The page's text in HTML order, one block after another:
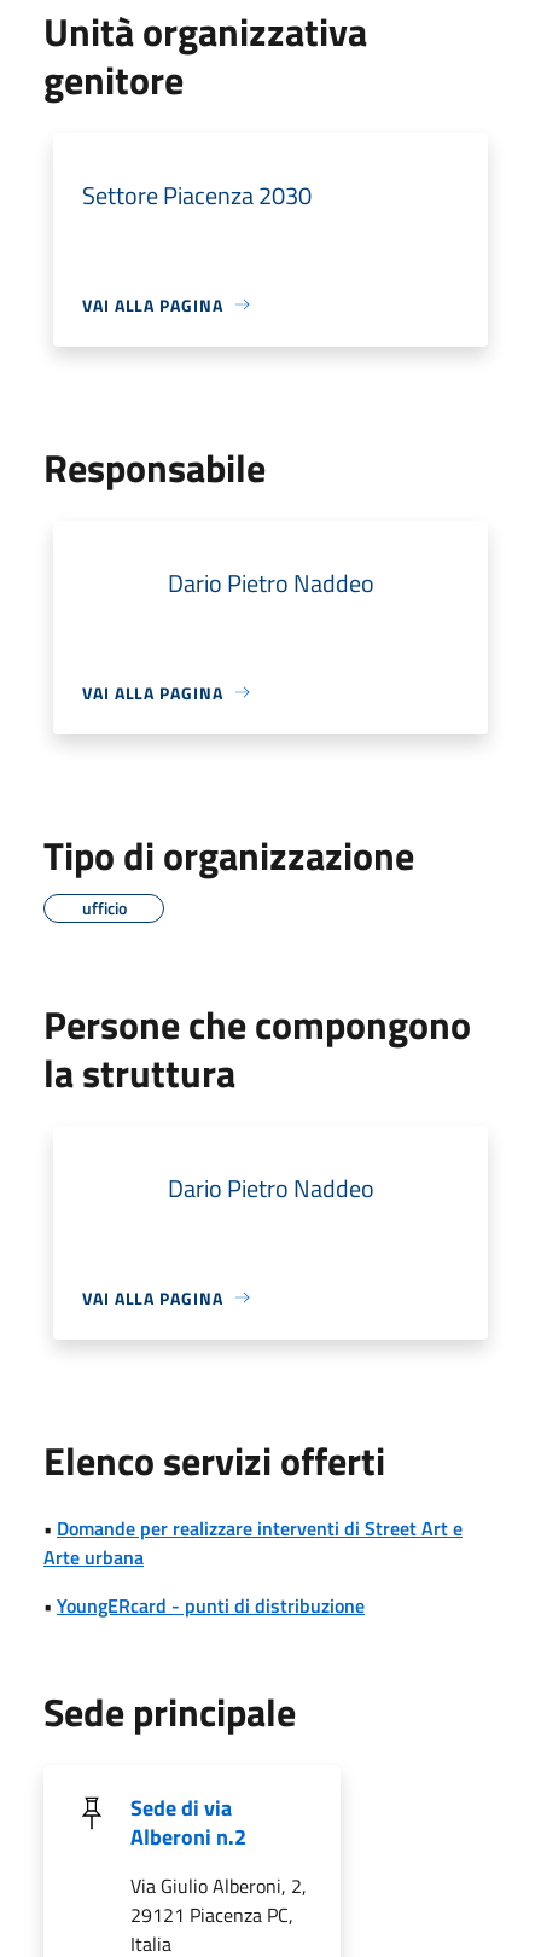
Unità organizzativa
genitore
Settore Piacenza 2030
VAI ALLA PAGINA
Responsabile
Dario Pietro Naddeo
VAI ALLA PAGINA
Tipo di organizzazione
ufficio
Persone che compongono
la struttura
Dario Pietro Naddeo
VAI ALLA PAGINA
Elenco servizi offerti
• Domande per realizzare interventi di Street Art e
Arte urbana
• YoungERcard - punti di distribuzione
Sede principale
Sede di via
Alberoni n.2
Via Giulio Alberoni, 2,
29121 Piacenza PC,
Italia